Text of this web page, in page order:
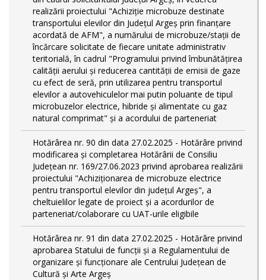
realizării proiectului "Achiziție microbuze destinate
transportului elevilor din Județul Argeș prin finanțare
acordată de AFM", a numărului de microbuze/stații de
încărcare solicitate de fiecare unitate administrativ
teritorială, în cadrul "Programului privind îmbunătățirea
calității aerului și reducerea cantității de emisii de gaze
cu efect de seră, prin utilizarea pentru transportul
elevilor a autovehiculelor mai putin poluante de tipul
microbuzelor electrice, hibride și alimentate cu gaz
natural comprimat" și a acordului de parteneriat
Hotărârea nr. 90 din data 27.02.2025 - Hotărâre privind
modificarea și completarea Hotărârii de Consiliu
Județean nr. 169/27.06.2023 privind aprobarea realizării
proiectului "Achiziționarea de microbuze electrice
pentru transportul elevilor din județul Argeș", a
cheltuielilor legate de proiect și a acordurilor de
parteneriat/colaborare cu UAT-urile eligibile
Hotărârea nr. 91 din data 27.02.2025 - Hotărâre privind
aprobarea Statului de funcţii și a Regulamentului de
organizare și funcționare ale Centrului Județean de
Cultură și Arte Argeș